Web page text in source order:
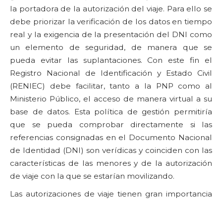
la portadora de la autorización del viaje. Para ello se
debe priorizar la verificación de los datos en tiempo
real y la exigencia de la presentación del DNI como
un elemento de seguridad, de manera que se
pueda evitar las suplantaciones. Con este fin el
Registro Nacional de Identificación y Estado Civil
(RENIEC) debe facilitar, tanto a la PNP como al
Ministerio Público, el acceso de manera virtual a su
base de datos. Esta política de gestión permitiría
que se pueda comprobar directamente si las
referencias consignadas en el Documento Nacional
de Identidad (DNI) son verídicas y coinciden con las
características de las menores y de la autorización
de viaje con la que se estarían movilizando.
Las autorizaciones de viaje tienen gran importancia